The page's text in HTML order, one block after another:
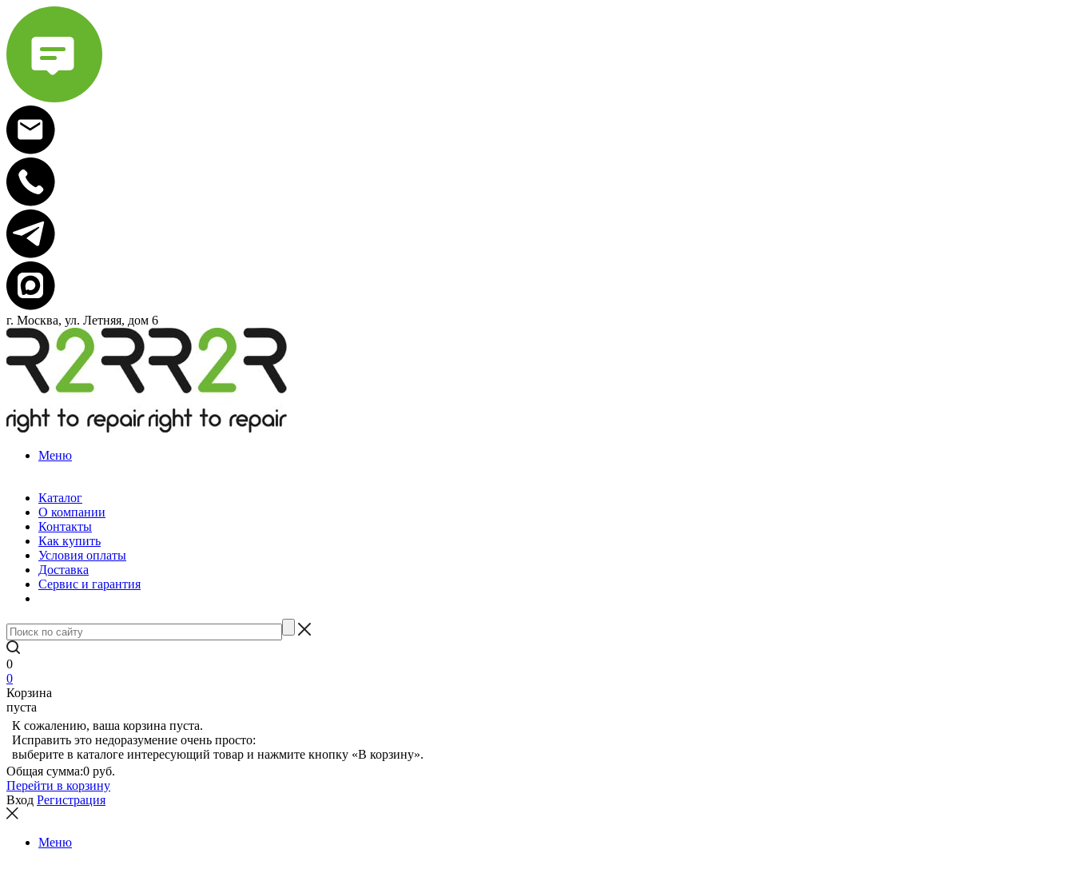
г. Москва, ул. Летняя, дом 6
Меню
Каталог
О компании
Контакты
Как купить
Условия оплаты
Доставка
Сервис и гарантия
0
0
Корзина
пуста
К сожалению, ваша корзина пуста.
Исправить это недоразумение очень просто:
выберите в каталоге интересующий товар и нажмите кнопку «В корзину».
Общая сумма:0 руб.
Перейти в корзину
Вход Регистрация
Меню